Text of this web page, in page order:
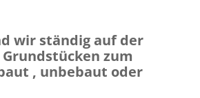
wir ständig auf der
Grundstücken zum
, unbebaut oder